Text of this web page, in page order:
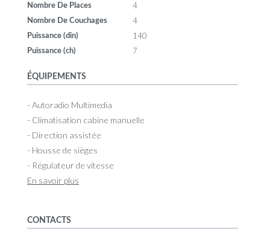
Nombre De Places 4
Nombre De Couchages 4
Puissance (din) 140
Puissance (ch) 7
ÉQUIPEMENTS
- Autoradio Multimedia
- Climatisation cabine manuelle
- Direction assistée
- Housse de sièges
- Régulateur de vitesse
En savoir plus
CONTACTS